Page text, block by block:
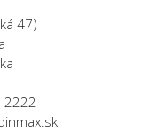
47)
2222